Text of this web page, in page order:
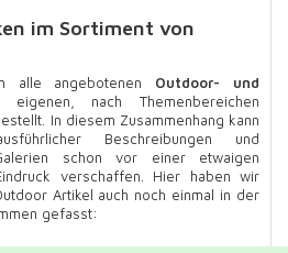
im Sortiment von
alle angebotenen Outdoor- und
nach Themenbereichen
In diesem Zusammenhang kann
Beschreibungen und
schon vor einer etwaigen
verschaffen. Hier haben wir
Artikel auch noch einmal in der
gefasst: